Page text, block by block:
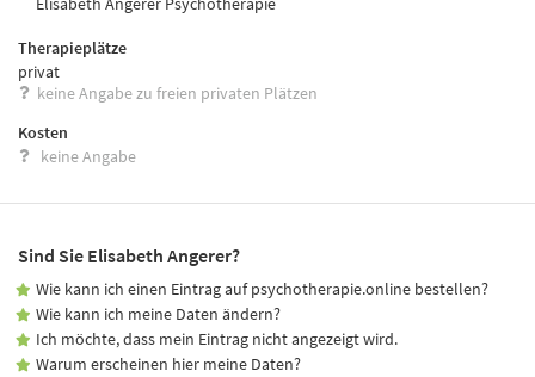
Therapieplätze
privat
keine Angabe zu freien privaten Plätzen
Kosten
keine Angabe
Sind Sie Elisabeth Angerer?
Wie kann ich einen Eintrag auf psychotherapie.online bestellen?
Wie kann ich meine Daten ändern?
Ich möchte, dass mein Eintrag nicht angezeigt wird.
Warum erscheinen hier meine Daten?